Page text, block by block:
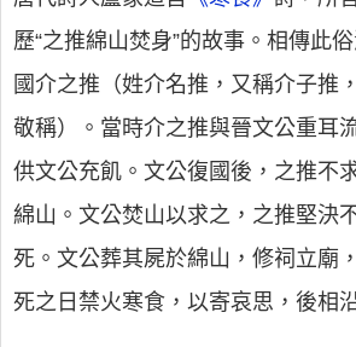
歷“之推綿山焚身”的故事。相傳此
國介之推（姓介名推，又稱介子推
敬稱）。當時介之推與晉文公重耳
供文公充飢。文公復國後，之推不
綿山。文公焚山以求之，之推堅決
死。文公葬其屍於綿山，修祠立廟
死之日禁火寒食，以寄哀思，後相